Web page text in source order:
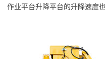
作业平台升降平台的升降速度